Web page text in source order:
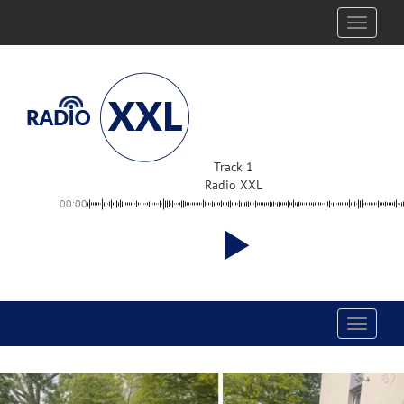
Toggle
Track 1
Radio XXL
00:00
Toggle